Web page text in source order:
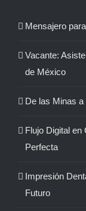
Mensajero
Vacante:
de México
De las Minas
Flujo Digital en
Perfecta
Impresión
Futuro